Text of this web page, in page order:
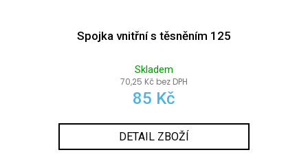
Spojka vnitřní s těsněním 125
Skladem
70,25 Kč bez DPH
85 Kč
DETAIL ZBOŽÍ